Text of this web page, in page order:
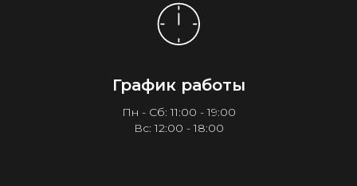
График работы
Пн - Сб: 11:00 - 19:00
Вс: 12:00 - 18:00